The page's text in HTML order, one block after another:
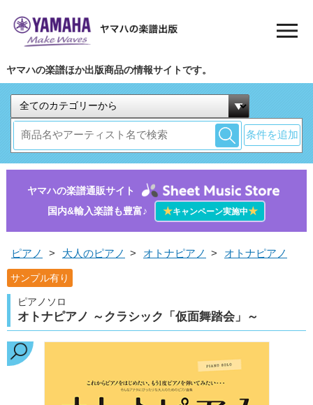
ヤマハの楽譜ほか出版商品の情報サイトです。
条件を追加
ヤマハの楽譜通販サイト
国内&輸入楽譜も豊富♪
★キャンペーン実施中★
ピアノ > 大人のピアノ > オトナピアノ > オトナピアノ
サンプル有り
ピアノソロ
オトナピアノ ～クラシック「仮面舞踏会」～